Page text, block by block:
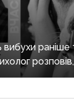
раніше